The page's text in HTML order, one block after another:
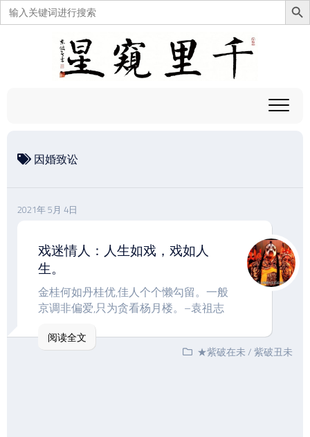
搜
索：
因婚致讼
2021年 5月 4日
戏迷情人：人生如戏，戏如人
生。
金桂何如丹桂优,佳人个个懒勾留。一般
京调非偏爱,只为贪看杨月楼。–袁祖志
阅读全文
★紫破在未/紫破丑未